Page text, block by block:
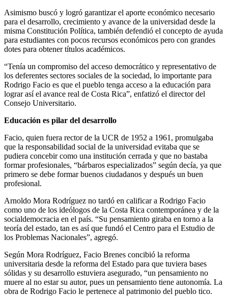
Asimismo buscó y logró garantizar el aporte económico necesario
para el desarrollo, crecimiento y avance de la universidad desde la
misma Constitución Política, también defendió el concepto de ayuda
para estudiantes con pocos recursos económicos pero con grandes
dotes para obtener títulos académicos.
“Tenía un compromiso del acceso democrático y representativo de
los deferentes sectores sociales de la sociedad, lo importante para
Rodrigo Facio es que el pueblo tenga acceso a la educación para
lograr así el avance real de Costa Rica”, enfatizó el director del
Consejo Universitario.
Educación es pilar del desarrollo
Facio, quien fuera rector de la UCR de 1952 a 1961, promulgaba
que la responsabilidad social de la universidad evitaba que se
pudiera concebir como una institución cerrada y que no bastaba
formar profesionales, “bárbaros especializados” según decía, ya que
primero se debe formar buenos ciudadanos y después un buen
profesional.
Arnoldo Mora Rodríguez no tardó en calificar a Rodrigo Facio
como uno de los ideólogos de la Costa Rica contemporánea y de la
socialdemocracia en el país. “Su pensamiento giraba en torno a la
teoría del estado, tan es así que fundó el Centro para el Estudio de
los Problemas Nacionales”, agregó.
Según Mora Rodríguez, Facio Brenes concibió la reforma
universitaria desde la reforma del Estado para que tuviera bases
sólidas y su desarrollo estuviera asegurado, “un pensamiento no
muere al no estar su autor, pues un pensamiento tiene autonomía. La
obra de Rodrigo Facio le pertenece al patrimonio del pueblo tico.